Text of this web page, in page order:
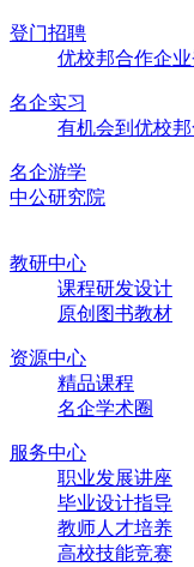
登门招聘
优校邦合作企
名企实习
有机会到优校
名企游学
中公研究院
教研中心
课程研发设计
原创图书教材
资源中心
精品课程
名企学术圈
服务中心
职业发展讲座
毕业设计指导
教师人才培养
高校技能竞赛